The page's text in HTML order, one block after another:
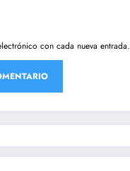
con cada nueva entrada.